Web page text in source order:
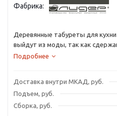
Фабрика:
Деревянные табуреты для кухни
выйдут из моды, так как
способна преобразить любой
Подробнее
Доставка внутри МКАД, руб.
Подъем, руб.
Сборка, руб.